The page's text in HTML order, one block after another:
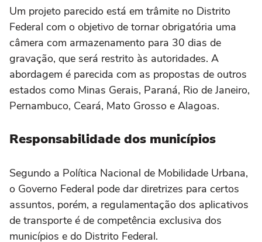
Um projeto parecido está em trâmite no Distrito
Federal com o objetivo de tornar obrigatória uma
câmera com armazenamento para 30 dias de
gravação, que será restrito às autoridades. A
abordagem é parecida com as propostas de outros
estados como Minas Gerais, Paraná, Rio de Janeiro,
Pernambuco, Ceará, Mato Grosso e Alagoas.
Responsabilidade dos municípios
Segundo a Política Nacional de Mobilidade Urbana,
o Governo Federal pode dar diretrizes para certos
assuntos, porém, a regulamentação dos aplicativos
de transporte é de competência exclusiva dos
municípios e do Distrito Federal.